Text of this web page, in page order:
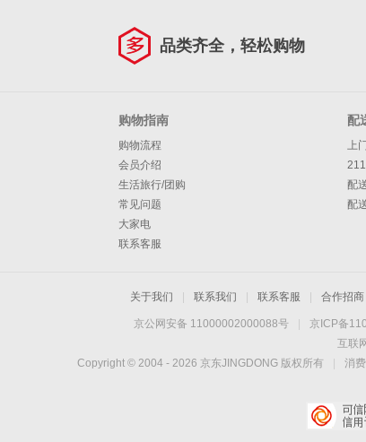
品类齐全，轻松购物
购物指南
购物流程
会员介绍
生活旅行/团购
常见问题
大家电
联系客服
配
上
配
配
关于我们 联系我们 联系客服 合作招商
京公网安备 11000002000088号 京ICP备
互联
Copyright © 2004 - 2026 京东JINGDONG 版权所有 消